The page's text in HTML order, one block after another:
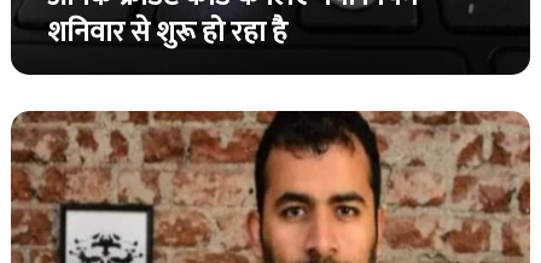
है
शनिवार से शुरू हो रहा है
दिल्ली
शराब
घोटाला:
मनीष
सिसोदिया
के